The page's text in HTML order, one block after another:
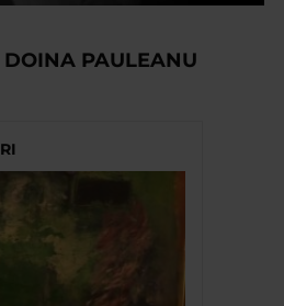
DOINA PAULEANU